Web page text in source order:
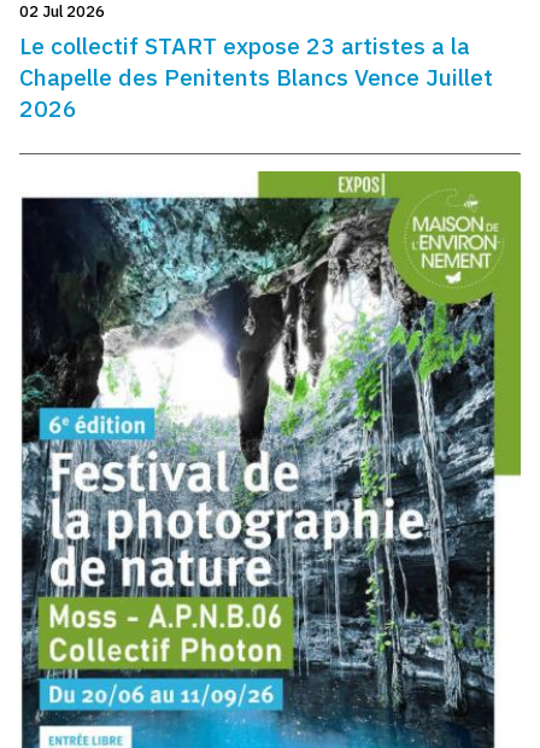
02 Jul 2026
Le collectif START expose 23 artistes a la
Chapelle des Penitents Blancs Vence Juillet
2026